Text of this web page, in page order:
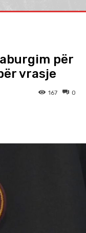
për
vrasje
0
167